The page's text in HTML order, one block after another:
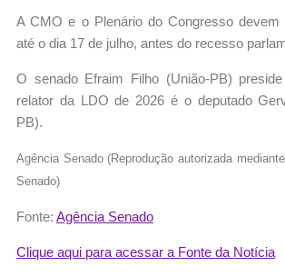
A CMO e o Plenário do Congresso devem
até o dia 17 de julho, antes do recesso
O senado Efraim Filho (União-PB)
relator da LDO de 2026 é o deputado
PB).
Agência Senado (Reprodução autorizada
Senado)
Fonte: Agência Senado
Clique aqui para acessar a Fonte da Notícia